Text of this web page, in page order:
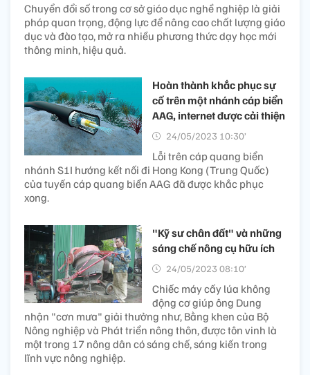
Chuyển đổi số trong cơ sở giáo dục nghề nghiệp là giải
pháp quan trọng, động lực để nâng cao chất lượng giáo
dục và đào tạo, mở ra nhiều phương thức dạy học mới
thông minh, hiệu quả.
Hoàn thành khắc phục sự
cố trên một nhánh cáp biển
AAG, internet được cải thiện
24/05/2023 10:30’
Lỗi trên cáp quang biển
nhánh S1I hướng kết nối đi Hong Kong (Trung Quốc)
của tuyến cáp quang biển AAG đã được khắc phục
xong.
"Kỹ sư chân đất" và những
sáng chế nông cụ hữu ích
24/05/2023 08:10’
Chiếc máy cấy lúa không
động cơ giúp ông Dung
nhận "cơn mưa" giải thưởng như, Bằng khen của Bộ
Nông nghiệp và Phát triển nông thôn, được tôn vinh là
một trong 17 nông dân có sáng chế, sáng kiến trong
lĩnh vực nông nghiệp.